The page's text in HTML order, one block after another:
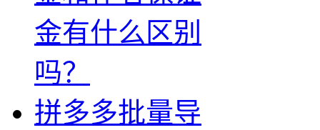
金有什么区别
吗？
拼多多批量导